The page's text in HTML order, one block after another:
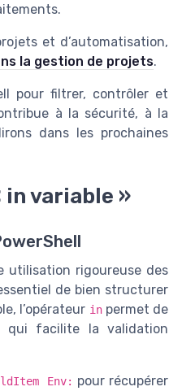
et d’automatisation,
la gestion de projets.
pour filtrer, contrôler et
à la sécurité, à la
dans les prochaines
variable »
utilisation rigoureuse des
de bien structurer
l’opérateur inpermet de
qui facilite la validation
Env: pour récupérer